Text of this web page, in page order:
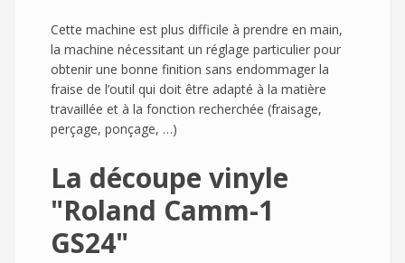
Cette machine est plus difficile à prendre en main,
la machine nécessitant un réglage particulier pour
obtenir une bonne finition sans endommager la
fraise de l’outil qui doit être adapté à la matière
travaillée et à la fonction recherchée (fraisage,
perçage, ponçage, …)
La découpe vinyle
"Roland Camm-1
GS24"